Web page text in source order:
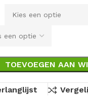
TOEVOEGEN AAN